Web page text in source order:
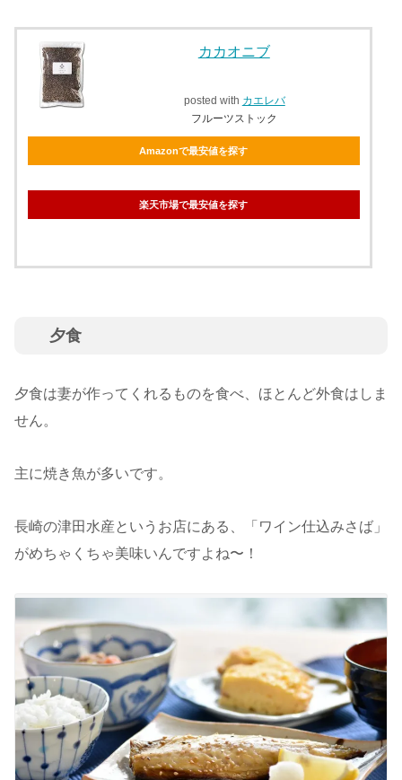
カカオニブ
posted with カエレバ
フルーツストック
Amazonで最安値を探す
楽天市場で最安値を探す
夕食
夕食は妻が作ってくれるものを食べ、ほとんど外食はしま
せん。
主に焼き魚が多いです。
長崎の津田水産というお店にある、「ワイン仕込みさば」
がめちゃくちゃ美味いんですよね〜！